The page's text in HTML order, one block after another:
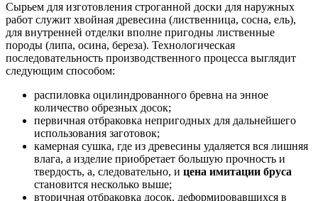
Сырьем для изготовления строганной доски для наружных
работ служит хвойная древесина (лиственница, сосна, ель),
для внутренней отделки вполне пригодны лиственные
породы (липа, осина, береза). Технологическая
последовательность производственного процесса выглядит
следующим способом:
распиловка оцилиндрованного бревна на энное
количество обрезных досок;
первичная отбраковка непригодных для дальнейшего
использования заготовок;
камерная сушка, где из древесины удаляется вся лишняя
влага, а изделие приобретает большую прочность и
твердость, а, следовательно, и цена имитации бруса
становится несколько выше;
вторичная отбраковка досок, деформировавшихся в